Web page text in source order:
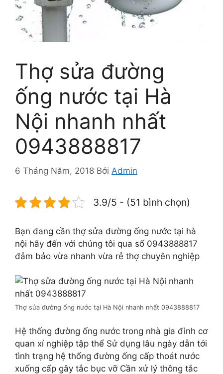
Thợ sửa đường
ống nước tại Hà
Nội nhanh nhất
0943888817
6 Tháng Năm, 2018 Bởi Admin
3.9/5 - (51 bình chọn)
Bạn đang cần thợ sửa đường ống nước tại hà
nội hãy đến với chúng tôi qua số 0943888817
đảm bảo vừa nhanh vừa rẻ thợ chuyên nghiệp
Thợ sửa đường ống nước tại Hà Nội nhanh nhất 0943888817
Hệ thống đường ống nước trong nhà gia đình cơ
quan xí nghiệp tập thể Sử dụng lâu ngày dẫn tới
tình trạng hệ thống đường ống cấp thoát nước
xuống cấp gây tắc bục vỡ Cần xử lý thông tắc